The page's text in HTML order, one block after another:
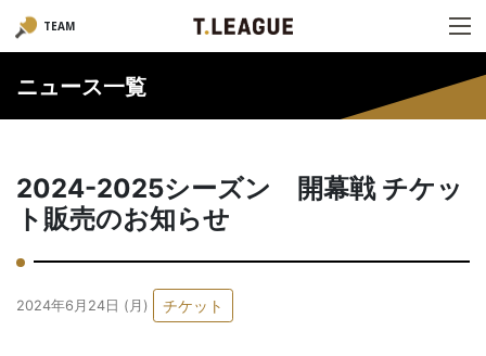
TEAM
ニュース一覧
2024-2025シーズン 開幕戦 チケッ
ト販売のお知らせ
2024年6月24日 (月) チケット